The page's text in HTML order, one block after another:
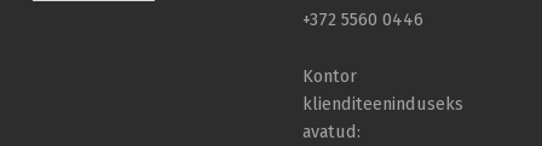
+372 5560 0446
Kontor
klienditeeninduseks
avatud: